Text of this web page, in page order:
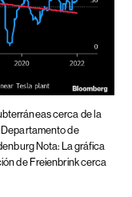
cerca de la
de
Nota: La gráfica
de Freienbrink cerca